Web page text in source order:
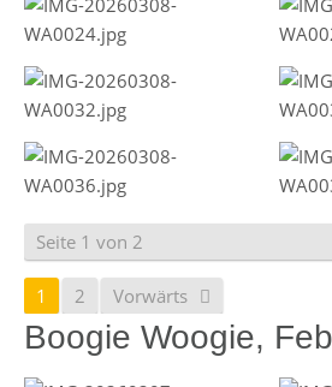
Seite 1 von 2
1 2 Vorwärts
Boogie Woogie,